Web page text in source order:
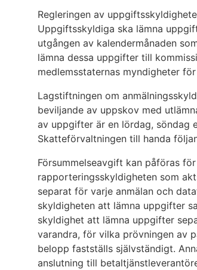
Regleringen av
Uppgiftsskyldiga ska lämna
utgången av kalendermånaden
lämna dessa uppgifter till
medlemsstaternas myndigheter
Lagstiftningen om
beviljande av uppskov med
av uppgifter är en lördag, söndag
Skatteförvaltningen till handa
Försummelseavgift kan påföras
rapporteringsskyldigheten som
separat för varje anmälan och
skyldigheten att lämna uppgifter
skyldighet att lämna uppgifter
varandra, för vilka prövningen av
belopp fastställs självständigt.
anslutning till